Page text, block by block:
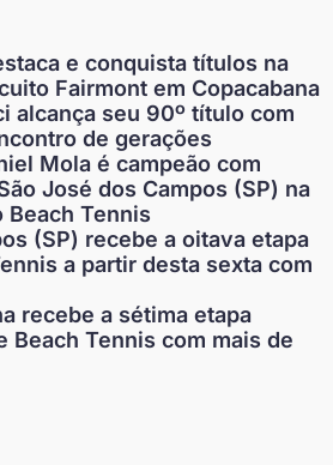
e conquista títulos na
Fairmont em Copacabana
alcança seu 90º título com
de gerações
Mola é campeão com
José dos Campos (SP) na
Beach Tennis
(SP) recebe a oitava etapa
a partir desta sexta com
recebe a sétima etapa
Beach Tennis com mais de